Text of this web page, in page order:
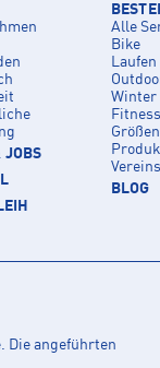
JOBS
Alle
Bike
Laufen
Winter
Fitness
BLOG
Die angeführten